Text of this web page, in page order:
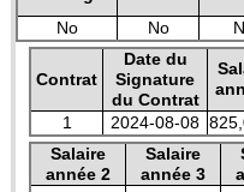
No
No
Contrat
Date du
Signature
du Contrat
1
2024-08-08
Salaire
année 2
Salaire
année 3